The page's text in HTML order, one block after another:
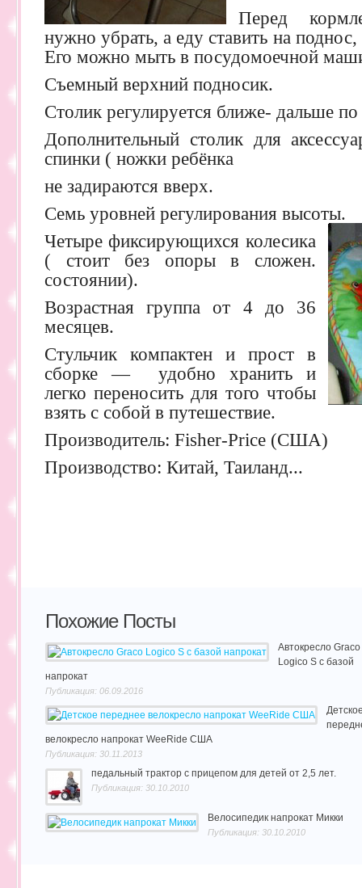
Перед
нужно убрать, а еду ставить на
Его можно мыть в посудомоечной
Съемный верхний подносик.
Столик регулируется ближе- дальше
Дополнительный столик для
спинки ( ножки ребёнка
не задираются вверх.
Семь уровней регулирования высоты.
Четыре фиксирующихся колесика
( стоит без опоры в сложен.
состоянии).
Возрастная группа от 4 до 36
месяцев.
Стульчик компактен и прост в
сборке — удобно хранить и
легко переносить для того чтобы
взять с собой в путешествие.
Производитель: Fisher-Price (США)
Производство: Китай, Таиланд...
Похожие Посты
Автокресло Graco
Logico S с базой
напрокат
Публикация: 06.09.2016
велокресло напрокат WeeRide США
Публикация: 30.11.2013
педальный трактор с прицепом для детей от 2,5 лет.
Публикация: 30.10.2010
Велосипедик напрокат Микки
Публикация: 30.10.2010